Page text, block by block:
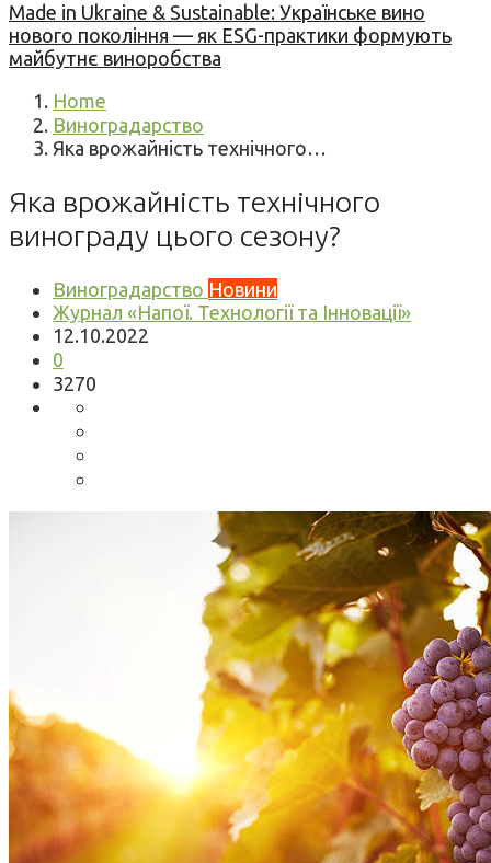
Made in Ukraine & Sustainable: Українське вино
нового покоління — як ESG-практики формують
майбутнє виноробства
Home
Виноградарство
Яка врожайність технічного…
Яка врожайність технічного
винограду цього сезону?
Виноградарство Новини
Журнал «Напої. Технології та Інновації»
12.10.2022
0
3270